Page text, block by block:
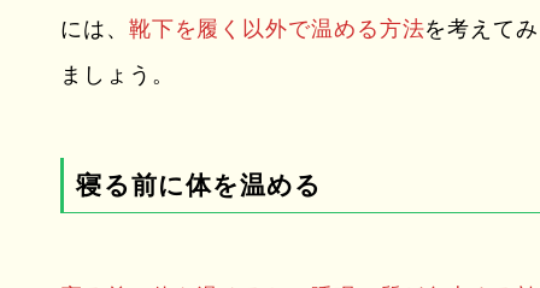
には、 靴下を履く以外で温める方法を考えてみ
ましょう。
寝る前に体を温める